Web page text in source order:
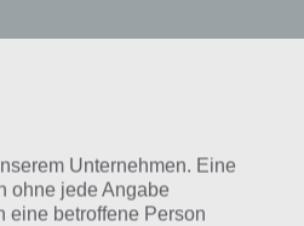
Unternehmen. Eine
ohne jede Angabe
eine betroffene Person